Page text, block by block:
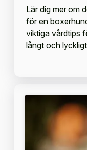
Lär dig mer om
för en
viktiga vårdtips
långt och